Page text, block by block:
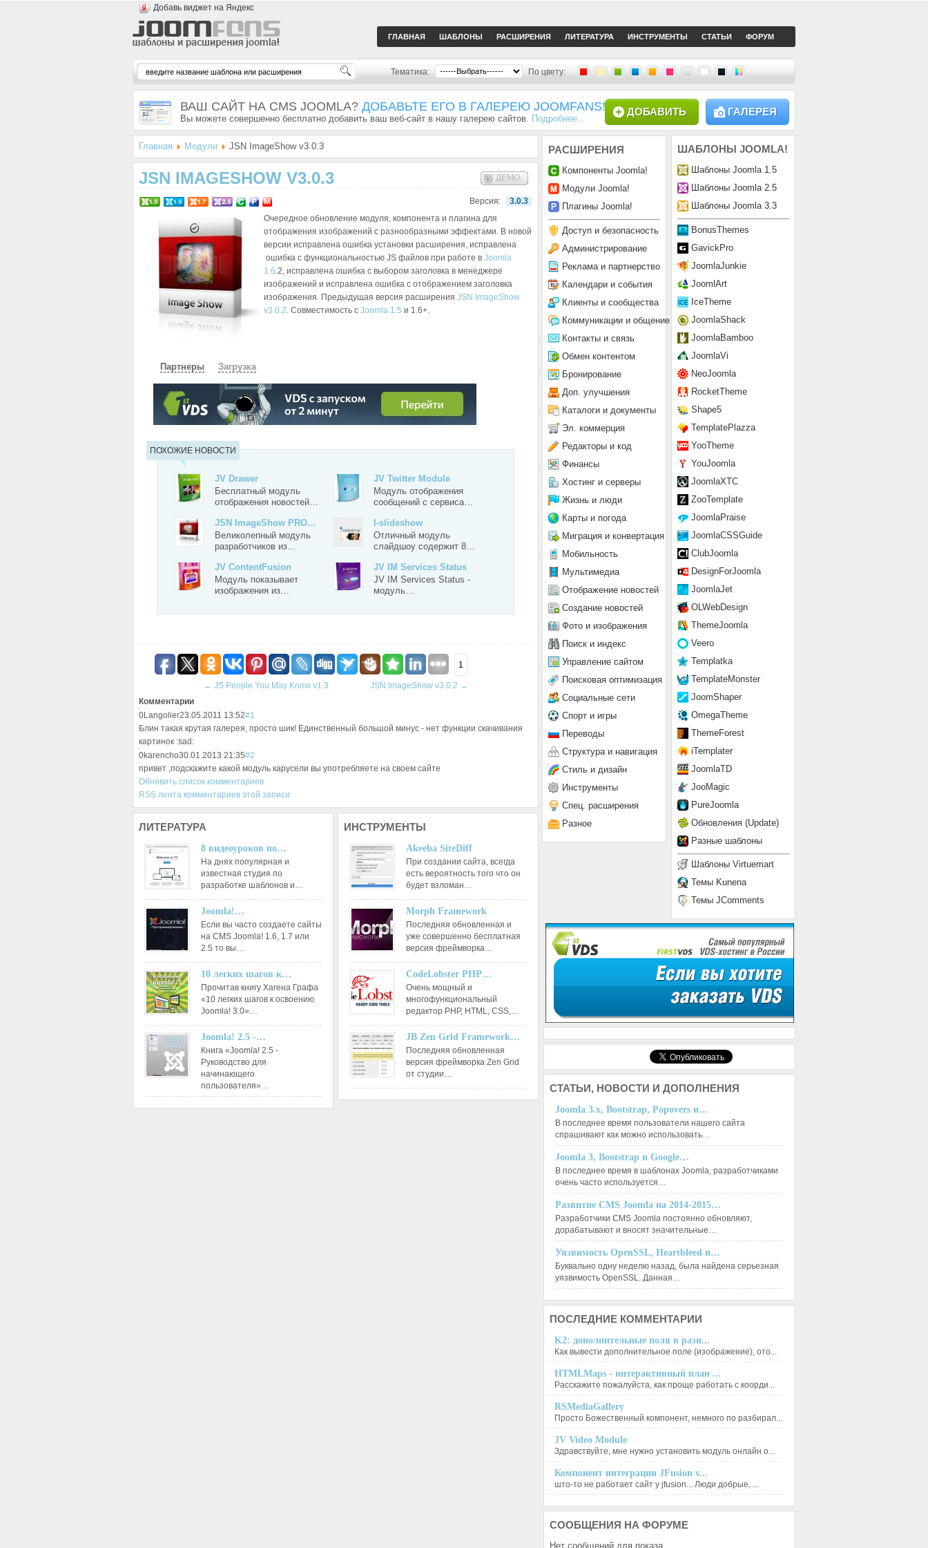
Добавь виджет на Яндекс
ГЛАВНАЯ ШАБЛОНЫ РАСШИРЕНИЯ ЛИТЕРАТУРА ИНСТРУМЕНТЫ СТАТЬИ ФОРУМ
Тематика: По цвету:
ВАШ САЙТ НА CMS JOOMLA? ДОБАВЬТЕ ЕГО В ГАЛЕРЕЮ JOOMFANS!
Вы можете совершенно бесплатно добавить ваш веб-сайт в нашу галерею сайтов. Подробнее...
ГАЛЕРЕЯ
ДОБАВИТЬ
Главная Модули JSN ImageShow v3.0.3
JSN IMAGESHOW V3.0.3 ДЕМО
Версия:
3.0.3
Очередное обновление модуля, компонента и плагина для
отображения изображений c разнообразными эффектами. В новой
версии исправлена ошибка установки расширения, исправлена
ошибка с функциональностью JS файлов при работе в Joomla
1.6.2, исправлена ошибка с выбором заголовка в менеджере
изображений и исправлена ошибка с отображением заголовка
изображения. Предыдущая версия расширения JSN ImageShow
v3.0.2. Совместимость с Joomla 1.5 и 1.6+.
Партнеры Загрузка
СКАЧАТЬ ЗЕРКАЛО ЗЕРКАЛО №2
ПОХОЖИЕ НОВОСТИ
JV Drawer
Бесплатный модуль
отображения новостей…
JV Twitter Module
Модуль отображения
сообщений с сервиса…
JSN ImageShow PRO…
Великолепный модуль
разработчиков из…
I-slideshow
Отличный модуль
слайдшоу содержит 8…
JV ContentFusion
Модуль показывает
изображения из…
JV IM Services Status
JV IM Services Status -
модуль…
1
← JS People You May Know v1.3 JSN ImageShow v3.0.2 →
Комментарии
0Langolier23.05.2011 13:52#1
Блин такая крутая галерея, просто шик! Единственный большой минус - нет функции скачивания
картинок :sad:
0karencho30.01.2013 21:35#2
привет ,подскажите какой модуль карусели вы употребляете на своем сайте
Обновить список комментариев
RSS лента комментариев этой записи
ЛИТЕРАТУРА
8 видеоуроков по…
На днях популярная и
известная студия по
разработке шаблонов и…
Joomla!…
Если вы часто создаете сайты
на CMS Joomla! 1.6, 1.7 или
2.5 то вы…
10 легких шагов к…
Прочитав книгу Хагена Графа
«10 легких шагов к освоению
Joomla! 3.0»…
Joomla! 2.5 -…
Книга «Joomla! 2.5 -
Руководство для
начинающего
пользователя»…
ИНСТРУМЕНТЫ
Akeeba SiteDiff
При создании сайта, всегда
есть вероятность того что он
будет взломан…
Morph Framework
Последняя обновленная и
уже совершенно бесплатная
версия фреймворка…
CodeLobster PHP…
Очень мощный и
многофункциональный
редактор РНР, HTML, CSS,…
JB Zen Grid Framework…
Последняя обновленная
версия фреймворка Zen Grid
от студии…
ШАБЛОНЫ JOOMLA!
Шаблоны Joomla 1.5
Шаблоны Joomla 2.5
Шаблоны Joomla 3.3
BonusThemes
GavickPro
JoomlaJunkie
JoomlArt
IceTheme
JoomlaShack
JoomlaBamboo
JoomlaVi
NeoJoomla
RocketTheme
Shape5
TemplatePlazza
YooTheme
YouJoomla
JoomlaXTC
ZooTemplate
JoomlaPraise
JoomlaCSSGuide
ClubJoomla
DesignForJoomla
JoomlaJet
OLWebDesign
ThemeJoomla
Veero
Templatka
TemplateMonster
JoomShaper
OmegaTheme
ThemeForest
iTemplater
JoomlaTD
JooMagic
PureJoomla
Обновления (Update)
Разные шаблоны
Шаблоны Virtuemart
Темы Kunena
Темы JComments
РАСШИРЕНИЯ
Компоненты Joomla!
Модули Joomla!
Плагины Joomla!
Доступ и безопасность
Администрирование
Реклама и партнерство
Календари и события
Клиенты и сообщества
Коммуникации и общение
Контакты и связь
Обмен контентом
Бронирование
Доп. улучшения
Каталоги и документы
Эл. коммерция
Редакторы и код
Финансы
Хостинг и серверы
Жизнь и люди
Карты и погода
Миграция и конвертация
Мобильность
Мультимедиа
Отображение новостей
Создание новостей
Фото и изображения
Поиск и индекс
Управление сайтом
Поисковая оптимизация
Социальные сети
Спорт и игры
Переводы
Структура и навигация
Стиль и дизайн
Инструменты
Спец. расширения
Разное
СТАТЬИ, НОВОСТИ И ДОПОЛНЕНИЯ
Joomla 3.x, Bootstrap, Popovers и…
В последнее время пользователи нашего сайта
спрашивают как можно использовать…
Joomla 3, Bootstrap и Google…
В последнее время в шаблонах Joomla, разработчиками
очень часто используется…
Развитие CMS Joomla на 2014-2015…
Разработчики CMS Joomla постоянно обновляют,
дорабатывают и вносят значительные…
Уязвимость OpenSSL, Heartbleed и…
Буквально одну неделю назад, была найдена серьезная
уязвимость OpenSSL. Данная…
ПОСЛЕДНИЕ КОММЕНТАРИИ
K2: дополнительные поля в разн...
Как вывести дополнительное поле (изображение), ото...
HTMLMaps - интерактивный план ...
Расскажите пожалуйста, как проще работать с коорди...
RSMediaGallery
Просто Божественный компонент, немного по разбирал...
JV Video Module
Здравствуйте, мне нужно установить модуль онлайн о...
Компонент интеграции JFusion v...
што-то не работает сайт у jfusion... Люди добрые, ...
СООБЩЕНИЯ НА ФОРУМЕ
Нет сообщений для показа